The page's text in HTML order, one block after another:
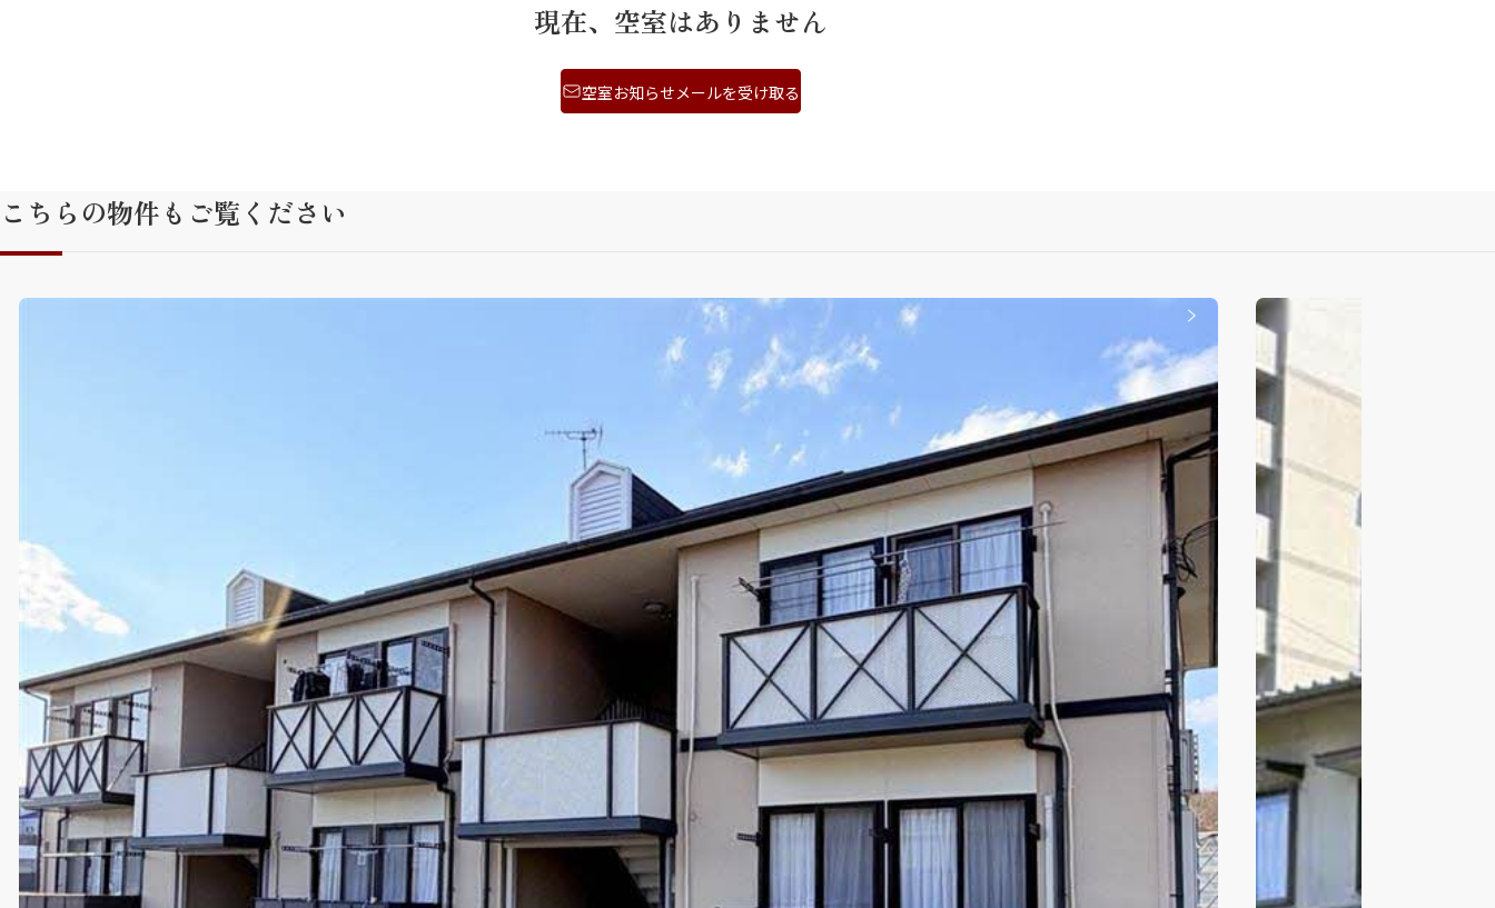
現在、空室はありません
空室お知らせメールを受け取る
こちらの物件もご覧ください